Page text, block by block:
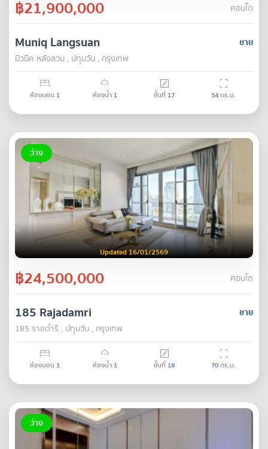
฿21,900,000 คอนโด
ขาย
Muniq Langsuan
มิวนีค หลังสวน , ปทุมวัน , กรุงเทพ
ห้องนอน 1 ห้องน้ำ 1 ชั้นที่ 17 54ตร.ม.
ว่าง
Updated 16/01/2569
฿24,500,000 คอนโด
ขาย
185 Rajadamri
185 ราชดำริ , ปทุมวัน , กรุงเทพ
ห้องนอน 1 ห้องน้ำ 1 ชั้นที่ 18 70ตร.ม.
ว่าง